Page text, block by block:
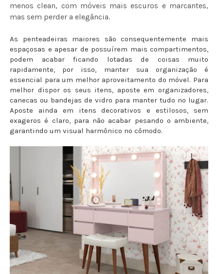
menos clean, com móveis mais escuros e marcantes,
mas sem perder a elegância.
As penteadeiras maiores são consequentemente mais
espaçosas e apesar de possuírem mais compartimentos,
podem acabar ficando lotadas de coisas muito
rapidamente, por isso, manter sua organização é
essencial para um melhor aproveitamento do móvel. Para
melhor dispor os seus itens, aposte em organizadores,
canecas ou bandejas de vidro para manter tudo no lugar.
Aposte ainda em itens decorativos e estilosos, sem
exageros é claro, para não acabar pesando o ambiente,
garantindo um visual harmônico no cômodo.